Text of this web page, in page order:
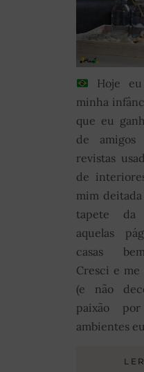
Hoje
minha
que eu
de
revistas
de
mim
tapete da
aquelas
casas
Cresci e
(e não
paixão
ambientes